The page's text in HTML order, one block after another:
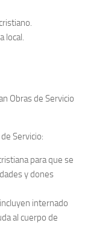
local.
Obras de Servicio
Servicio:
para que se
y dones
internado
al cuerpo de